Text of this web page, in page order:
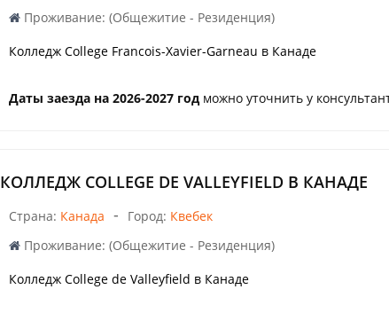
Проживание: (Общежитие - Резиденция)
Колледж College Francois-Xavier-Garneau в Канаде
Даты заезда на 2026-2027 год можно уточнить у
КОЛЛЕДЖ COLLEGE DE VALLEYFIELD В КАНАДЕ
Страна: Канада - Город: Квебек
Проживание: (Общежитие - Резиденция)
Колледж College de Valleyfield в Канаде